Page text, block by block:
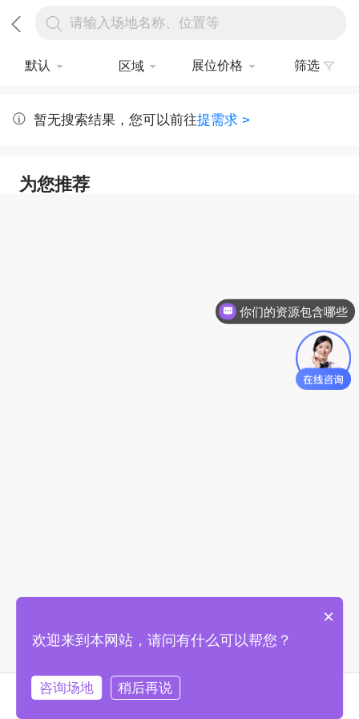
请输入场地名称、位置等
默认 区域 展位价格 筛选
暂无搜索结果，您可以前往提需求 >
为您推荐
你们的资源包含哪些
×
欢迎来到本网站，请问有什么可以帮您？
咨询场地 稍后再说